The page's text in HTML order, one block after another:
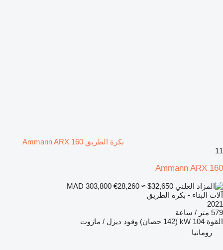
بكرة الطريق Ammann ARX 160
11
Ammann ARX 160
€28,260 ≈ $32,650
آلات البناء - بكرة الطريق
2021
579 متر / ساعة
القوة 104 kW (142 حصان) وقود ديزل / مازوت
رومانيا